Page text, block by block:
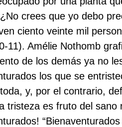
crees que yo debo
ciento veinte mil
11). Amélie Nothomb
de los demás ya no
los que se
y, por el contrario,
tristeza es fruto del